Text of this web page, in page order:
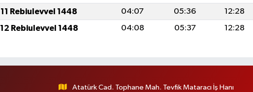
11 Rebiulevvel 1448 04:07 05:36 12:28
12 Rebiulevvel 1448 04:08 05:37 12:28
Atatürk Cad. Tophane Mah. Tevfik Mataracı İş Hanı